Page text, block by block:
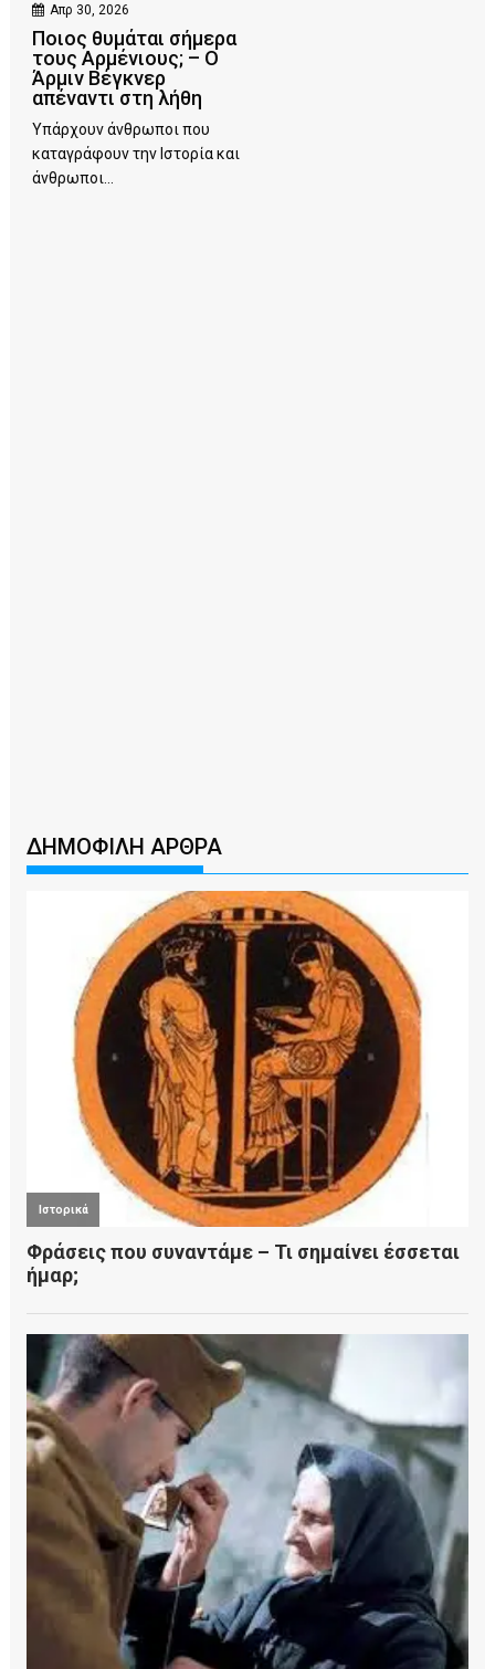
Απρ 30, 2026
Ποιος θυμάται σήμερα
τους Αρμένιους; – Ο
Άρμιν Βέγκνερ
απέναντι στη λήθη
Υπάρχουν άνθρωποι που
καταγράφουν την Ιστορία και
άνθρωποι...
ΔΗΜΟΦΙΛΗ ΑΡΘΡΑ